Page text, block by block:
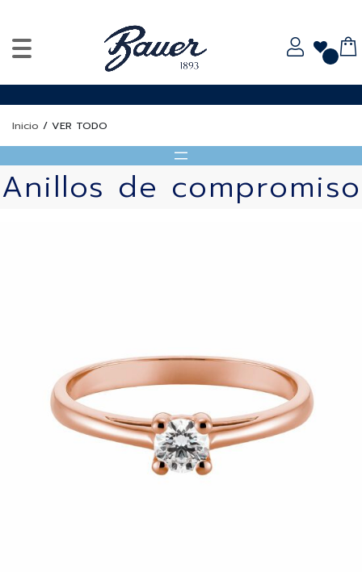
Inicio / VER TODO
Anillos de compromiso